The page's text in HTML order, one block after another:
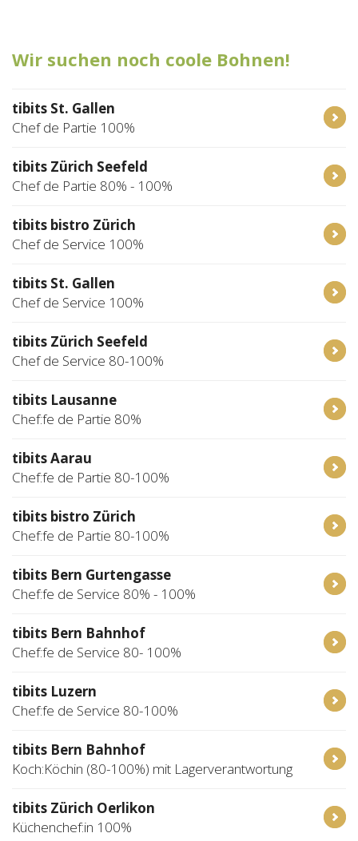
Login
Wir suchen noch coole Bohnen!
tibits St. Gallen
Chef de Partie 100%
tibits Zürich Seefeld
Chef de Partie 80% - 100%
tibits bistro Zürich
Chef de Service 100%
tibits St. Gallen
Chef de Service 100%
tibits Zürich Seefeld
Chef de Service 80-100%
tibits Lausanne
Chef:fe de Partie 80%
tibits Aarau
Chef:fe de Partie 80-100%
tibits bistro Zürich
Chef:fe de Partie 80-100%
tibits Bern Gurtengasse
Chef:fe de Service 80% - 100%
tibits Bern Bahnhof
Chef:fe de Service 80- 100%
tibits Luzern
Chef:fe de Service 80-100%
tibits Bern Bahnhof
Koch:Köchin (80-100%) mit Lagerverantwortung
tibits Zürich Oerlikon
Küchenchef:in 100%